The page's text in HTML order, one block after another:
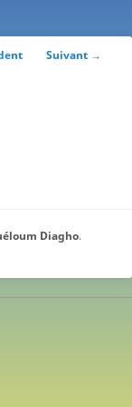
Suivant →
Diagho.